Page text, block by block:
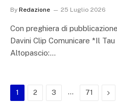
By Redazione 25 Luglio 2026
Con preghiera di
Davini Clip Comunicare *Il
Altopascio:…
1 2 3 … 71